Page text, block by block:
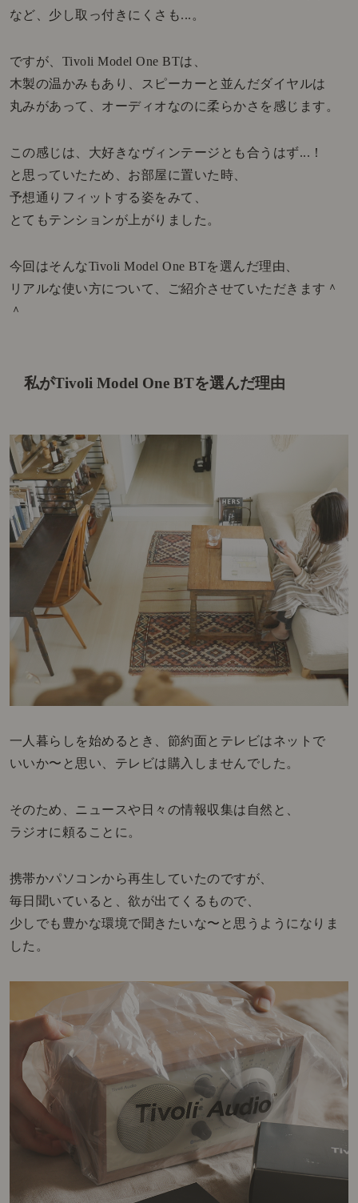
など、少し取っ付きにくさも...。
ですが、Tivoli Model One BTは、
木製の温かみもあり、スピーカーと並んだダイヤルは
丸みがあって、オーディオなのに柔らかさを感じます。
この感じは、大好きなヴィンテージとも合うはず...！
と思っていたため、お部屋に置いた時、
予想通りフィットする姿をみて、
とてもテンションが上がりました。
今回はそんなTivoli Model One BTを選んだ理由、
リアルな使い方について、ご紹介させていただきます＾
＾
私がTivoli Model One BTを選んだ理由
一人暮らしを始めるとき、節約面とテレビはネットで
いいか〜と思い、テレビは購入しませんでした。
そのため、ニュースや日々の情報収集は自然と、
ラジオに頼ることに。
携帯かパソコンから再生していたのですが、
毎日聞いていると、欲が出てくるもので、
少しでも豊かな環境で聞きたいな〜と思うようになりま
した。